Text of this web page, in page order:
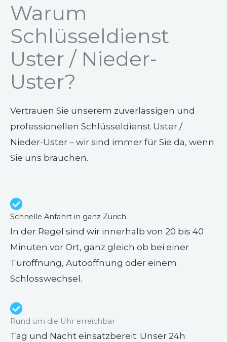
Warum
Schlüsseldienst
Uster / Nieder-
Uster?
Vertrauen Sie unserem zuverlässigen und
professionellen Schlüsseldienst Uster /
Nieder-Uster – wir sind immer für Sie da, wenn
Sie uns brauchen.
Schnelle Anfahrt in ganz Zürich
In der Regel sind wir innerhalb von 20 bis 40
Minuten vor Ort, ganz gleich ob bei einer
Türöffnung, Autoöffnung oder einem
Schlosswechsel.
Rund um die Uhr erreichbar
Tag und Nacht einsatzbereit: Unser 24h